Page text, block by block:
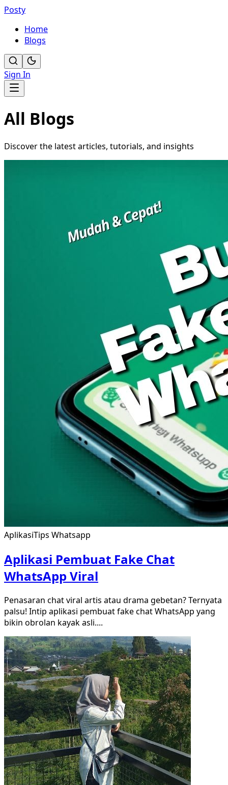
Posty
Home
Blogs
Sign In
All Blogs
Discover the latest articles, tutorials, and insights
AplikasiTips Whatsapp
Aplikasi Pembuat Fake Chat
WhatsApp Viral
Penasaran chat viral artis atau drama gebetan? Ternyata
palsu! Intip aplikasi pembuat fake chat WhatsApp yang
bikin obrolan kayak asli....